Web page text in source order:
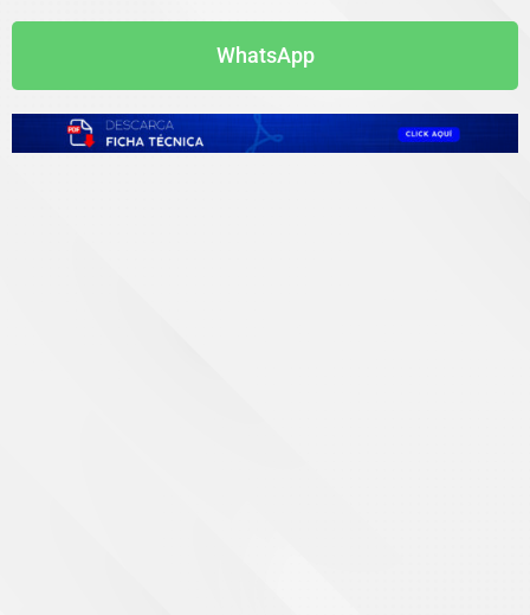
WhatsApp